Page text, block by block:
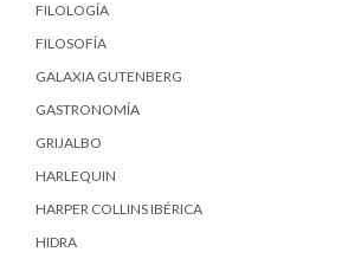
FILOLOGÍA
FILOSOFÍA
GALAXIA GUTENBERG
GASTRONOMÍA
GRIJALBO
HARLEQUIN
HARPER COLLINS IBÉRICA
HIDRA